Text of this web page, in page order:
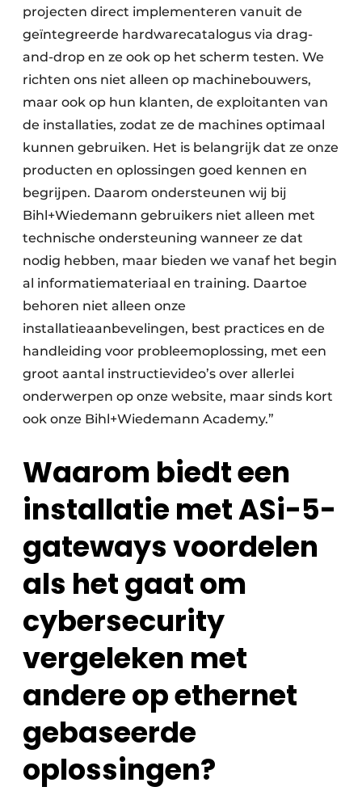
projecten direct implementeren vanuit de
geïntegreerde hardwarecatalogus via drag-
and-drop en ze ook op het scherm testen. We
richten ons niet alleen op machinebouwers,
maar ook op hun klanten, de exploitanten van
de installaties, zodat ze de machines optimaal
kunnen gebruiken. Het is belangrijk dat ze onze
producten en oplossingen goed kennen en
begrijpen. Daarom ondersteunen wij bij
Bihl+Wiedemann gebruikers niet alleen met
technische ondersteuning wanneer ze dat
nodig hebben, maar bieden we vanaf het begin
al informatiemateriaal en training. Daartoe
behoren niet alleen onze
installatieaanbevelingen, best practices en de
handleiding voor probleemoplossing, met een
groot aantal instructievideo’s over allerlei
onderwerpen op onze website, maar sinds kort
ook onze Bihl+Wiedemann Academy.”
Waarom biedt een
installatie met ASi-5-
gateways voordelen
als het gaat om
cybersecurity
vergeleken met
andere op ethernet
gebaseerde
oplossingen?